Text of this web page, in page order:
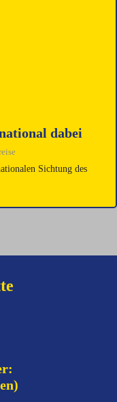
dabei
Sichtung des